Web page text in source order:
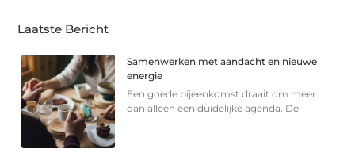
Laatste Bericht
Samenwerken met aandacht en nieuwe
energie
Een goede bijeenkomst draait om meer
dan alleen een duidelijke agenda. De